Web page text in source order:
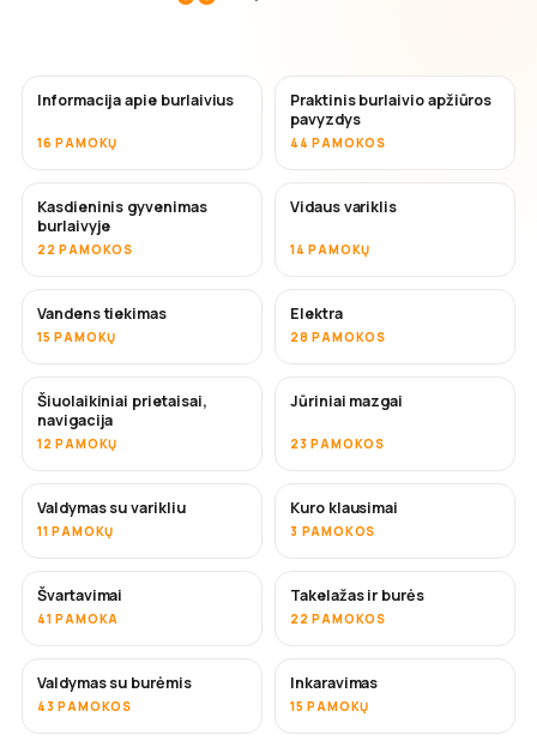
Informacija apie burlaivius
16 PAMOKŲ
Praktinis burlaivio apžiūros
pavyzdys
44 PAMOKOS
Kasdieninis gyvenimas
burlaivyje
22 PAMOKOS
Vidaus variklis
14 PAMOKŲ
Vandens tiekimas
15 PAMOKŲ
Elektra
28 PAMOKOS
Šiuolaikiniai prietaisai,
navigacija
12 PAMOKŲ
Jūriniai mazgai
23 PAMOKOS
Valdymas su varikliu
11 PAMOKŲ
Kuro klausimai
3 PAMOKOS
Švartavimai
41 PAMOKA
Takelažas ir burės
22 PAMOKOS
Valdymas su burėmis
43 PAMOKOS
Inkaravimas
15 PAMOKŲ